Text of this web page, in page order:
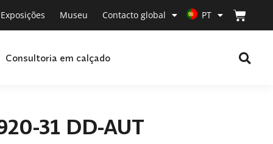
Exposições Museu Contacto global PT
Consultoria em calçado
31 DD-AUT